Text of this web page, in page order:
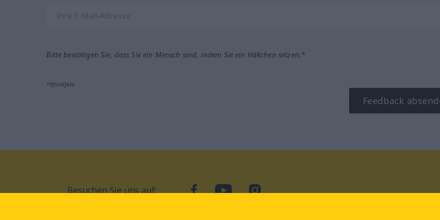
Bitte bestätigen Sie, dass Sie ein Mensch sind, indem Sie ein Häkchen setzen.*
*Pflichtfeld
Feedback
Besuchen Sie uns auf: facebookYouTubeInstagram